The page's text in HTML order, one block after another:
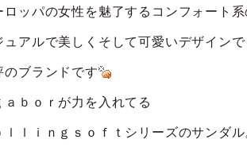
ロッパの女性を魅了するコンフォート
ュアルで美しくそして可愛いデザインで
のブランドです
ａｂｏｒが力を入れてる
ｌｌｉｎｇｓｏｆｔシリーズのサンダ